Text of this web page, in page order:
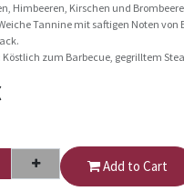
Himbeeren, Kirschen und
Tannine mit saftigen Noten
zum Barbecue, gegrilltem
Add to Cart